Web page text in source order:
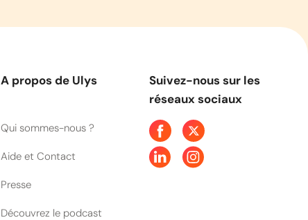
A propos de Ulys
Qui sommes-nous ?
Aide et Contact
Presse
Découvrez le podcast
Suivez-nous sur les
réseaux sociaux